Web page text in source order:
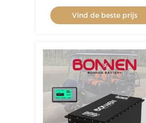
Vliegwerkplatforms
Lithiumbatterijpakket
Vind de beste prijs